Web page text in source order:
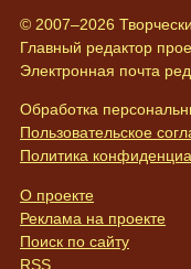
© 2007–2026
Главный редактор
Электронная почта
Обработка
Пользовательское
Политика
О проекте
Реклама на проекте
Поиск по сайту
RSS